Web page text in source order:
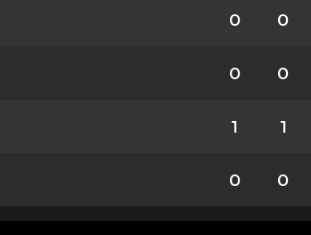
0 0
0 0
1 1
0 0